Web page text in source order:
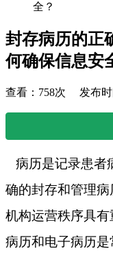
全？
封存病历的正
何确保信息安
查看：758次 发布时
病历是记录患者
确的封存和管理
机构运营秩序具
病历和电子病历